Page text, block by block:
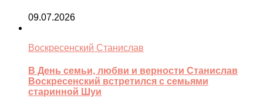
09.07.2026
Воскресенский Станислав
В День семьи, любви и верности Станислав
Воскресенский встретился с семьями
старинной Шуи